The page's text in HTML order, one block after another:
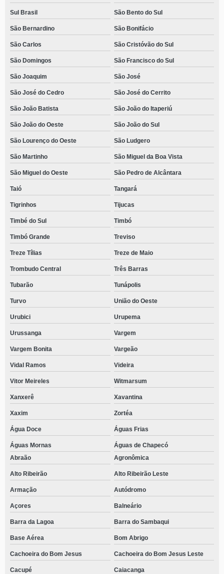
Sul Brasil São Bento do Sul
São Bernardino São Bonifácio
São Carlos São Cristóvão do Sul
São Domingos São Francisco do Sul
São Joaquim São José
São José do Cedro São José do Cerrito
São João Batista São João do Itaperiú
São João do Oeste São João do Sul
São Lourenço do Oeste São Ludgero
São Martinho São Miguel da Boa Vista
São Miguel do Oeste São Pedro de Alcântara
Taió Tangará
Tigrinhos Tijucas
Timbé do Sul Timbó
Timbó Grande Treviso
Treze Tílias Treze de Maio
Trombudo Central Três Barras
Tubarão Tunápolis
Turvo União do Oeste
Urubici Urupema
Urussanga Vargem
Vargem Bonita Vargeão
Vidal Ramos Videira
Vitor Meireles Witmarsum
Xanxerê Xavantina
Xaxim Zortéa
Água Doce Águas Frias
Águas Mornas
Águas de Chapecó
Abraão
Agronômica
Alto Ribeirão Alto Ribeirão Leste
Armação Autódromo
Açores Balneário
Barra da Lagoa Barra do Sambaqui
Base Aérea Bom Abrigo
Cachoeira do Bom Jesus Cachoeira do Bom Jesus Leste
Cacupé Caiacanga